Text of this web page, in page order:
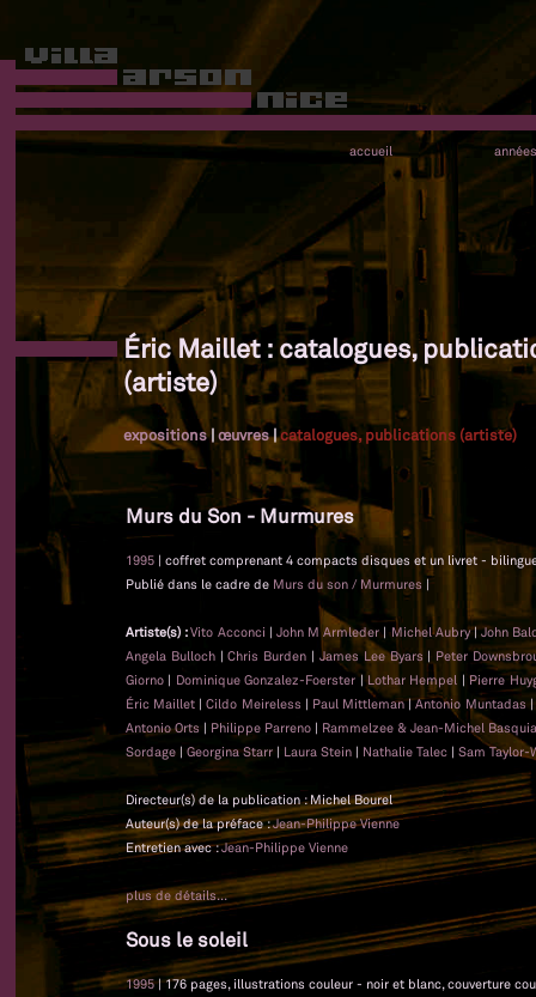
accueil années
Éric Maillet : catalogues,
(artiste)
expositions|œuvres|catalogues, publications (artiste)
Murs du Son - Murmures
1995 | coffret comprenant 4 compacts disques et un livret -
Publié dans le cadre de Murs du son / Murmures |
Artiste(s) :Vito Acconci | John M Armleder | Michel Aubry|John
Angela Bulloch|Chris Burden | James Lee Byars | Peter
Giorno | Dominique Gonzalez-Foerster | Lothar Hempel |Pierre
Éric Maillet |Cildo Meireless | Paul Mittleman|Antonio Muntadas |
Antonio Orts | Philippe Parreno | Rammelzee & Jean-Michel
Sordage | Georgina Starr | Laura Stein | Nathalie Talec | Sam Taylor-
Directeur(s) de la publication : Michel Bourel
Auteur(s) de la préface :Jean-Philippe Vienne
Entretien avec :Jean-Philippe Vienne
plus de détails...
Sous le soleil
1995| 176 pages, illustrations couleur - noir et blanc, couverture